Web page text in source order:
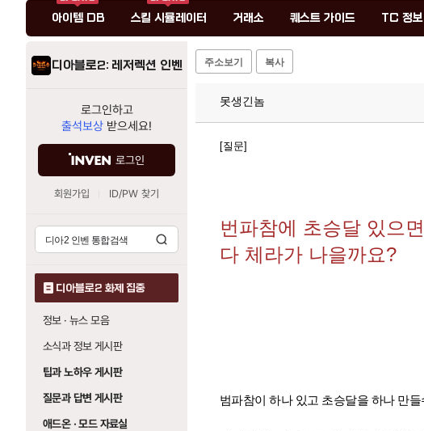
아이템 DB 스킬 시뮬레이터 거래소 퀘스트 가이드 TC 정보
디아블로2: 레저렉션 인벤
로그인하고
출석보상 받으세요!
로그인
회원가입 ID/PW 찾기
디아블로2 화제 집중
정보 · 뉴스 모음
소식과 정보 게시판
팁과 노하우 게시판
질문과 답변 게시판
애드온 · 모드 자료실
주소보기 복사
못생긴놈
[질문]
번파참에 초승달 있으
다 체라가 나을까요?
범파참이 하나 있고 초승달을 하나 만